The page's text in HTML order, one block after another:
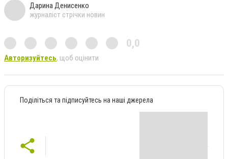
Дарина Денисенко
журналіст стрічки новин
0,0
Авторизуйтесь, щоб оцінити
Поділіться та підписуйтесь на наші джерела